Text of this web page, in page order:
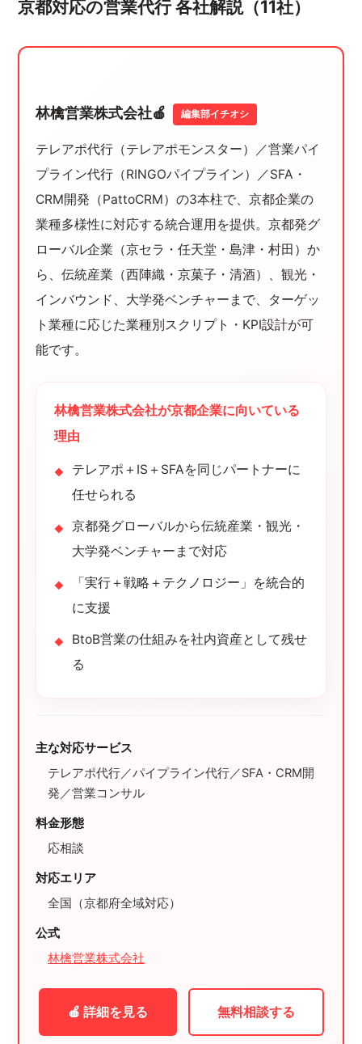
京都対応の営業代行 各社解説（11社）
林檎営業株式会社🍎 編集部イチオシ
テレアポ代行（テレアポモンスター）／営業パイ
プライン代行（RINGOパイプライン）／SFA・
CRM開発（PattoCRM）の3本柱で、京都企業の
業種多様性に対応する統合運用を提供。京都発グ
ローバル企業（京セラ・任天堂・島津・村田）か
ら、伝統産業（西陣織・京菓子・清酒）、観光・
インバウンド、大学発ベンチャーまで、ターゲッ
ト業種に応じた業種別スクリプト・KPI設計が可
能です。
林檎営業株式会社が京都企業に向いている
理由
テレアポ＋IS＋SFAを同じパートナーに
任せられる
京都発グローバルから伝統産業・観光・
大学発ベンチャーまで対応
「実行＋戦略＋テクノロジー」を統合的
に支援
BtoB営業の仕組みを社内資産として残せ
る
主な対応サービス
テレアポ代行／パイプライン代行／SFA・CRM開
発／営業コンサル
料金形態
応相談
対応エリア
全国（京都府全域対応）
公式
林檎営業株式会社
🍎 詳細を見る 無料相談する